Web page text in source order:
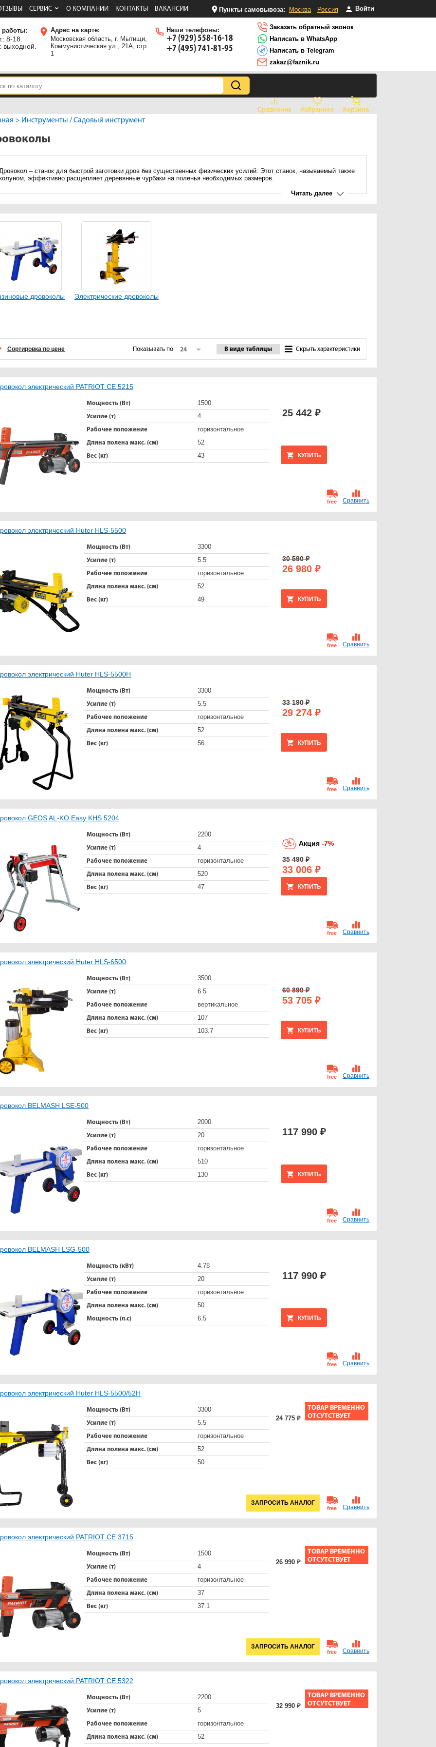
СЕРВИС О КОМПАНИИ КОНТАКТЫ ВАКАНСИИ Пункты самовывоза: Москва Россия Войти
работы:
8-18.
выходной.
Адрес на карте:
Московская область, г. Мытищи,
Коммунистическая ул., 21А, стр.
1
Наши телефоны:
+7 (929) 558-16-18
+7 (495) 741-81-95
Заказать обратный звонок
Написать в WhatsApp
Написать в Telegram
zakaz@faznik.ru
Сравнение Избранное Корзина
> Инструменты /Садовый инструмент
– станок для быстрой заготовки дров без существенных физических усилий. Этот станок, называемый также
эффективно расщепляет деревянные чурбаки на поленья необходимых размеров.
Читать далее
дровоколы Электрические дровоколы
Сортировка по цене Скрыть характеристики
В виде таблицы
Показывать по 24
Сравнить
электрический PATRIOT CE 5215
Мощность (Вт) 1500
Усилие (т) 4
Рабочее положение горизонтальное
Длина полена макс. (см) 52
Вес (кг) 43 КУПИТЬ
25 442 ₽
free
Сравнить
электрический Huter HLS-5500
Мощность (Вт) 3300
Усилие (т) 5.5
Рабочее положение горизонтальное
Длина полена макс. (см) 52
Вес (кг) 49 КУПИТЬ
30 590 ₽
26 980 ₽
free
Сравнить
электрический Huter HLS-5500H
Мощность (Вт) 3300
Усилие (т) 5.5
Рабочее положение горизонтальное
Длина полена макс. (см) 52
Вес (кг) 56 КУПИТЬ
33 190 ₽
29 274 ₽
free
Сравнить
GEOS AL-KO Easy KHS 5204
Мощность (Вт) 2200
Усилие (т) 4
Рабочее положение горизонтальное
Длина полена макс. (см) 520
Вес (кг) 47 КУПИТЬ
Акция -7%
35 490 ₽
33 006 ₽
free
Сравнить
электрический Huter HLS-6500
Мощность (Вт) 3500
Усилие (т) 6.5
Рабочее положение вертикальное
Длина полена макс. (см) 107
Вес (кг) 103.7 КУПИТЬ
60 890 ₽
53 705 ₽
free
Сравнить
BELMASH LSE-500
Мощность (Вт) 2000
Усилие (т) 20
Рабочее положение горизонтальное
Длина полена макс. (см) 510
Вес (кг) 130 КУПИТЬ
117 990 ₽
free
Сравнить
BELMASH LSG-500
Мощность (кВт) 4.78
Усилие (т) 20
Рабочее положение горизонтальное
Длина полена макс. (см) 50
Мощность (л.с) 6.5 КУПИТЬ
117 990 ₽
free
Сравнить
электрический Huter HLS-5500/52H
Мощность (Вт) 3300
Усилие (т) 5.5
Рабочее положение горизонтальное
Длина полена макс. (см) 52
Вес (кг) 50
24 775 ₽
ЗАПРОСИТЬ АНАЛОГ
free
Сравнить
электрический PATRIOT CE 3715
Мощность (Вт) 1500
Усилие (т) 4
Рабочее положение горизонтальное
Длина полена макс. (см) 37
Вес (кг) 37.1
26 990 ₽
ЗАПРОСИТЬ АНАЛОГ
free
электрический PATRIOT CE 5322
Мощность (Вт) 2200
Усилие (т) 5
Рабочее положение горизонтальное
Длина полена макс. (см) 52
32 990 ₽